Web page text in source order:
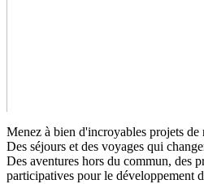
Menez à bien d'incroyables projets de
Des séjours et des voyages qui
Des aventures hors du commun, des
participatives pour le développement